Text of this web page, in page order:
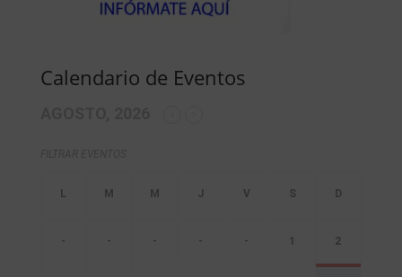
Calendario de Eventos
- - - - - 1 2